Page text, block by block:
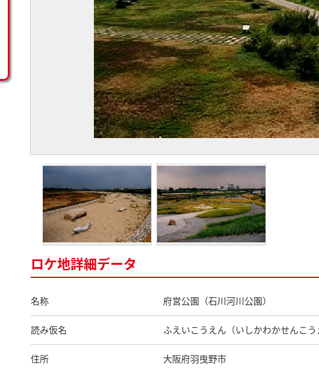
ロケ地詳細データ
名称 府営公園（石川河川公園）
読み仮名 ふえいこうえん（いしかわかせんこ
住所 大阪府羽曳野市